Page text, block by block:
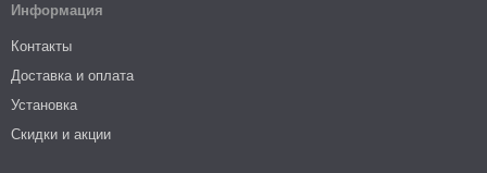
Информация
Контакты
Доставка и оплата
Установка
Скидки и акции